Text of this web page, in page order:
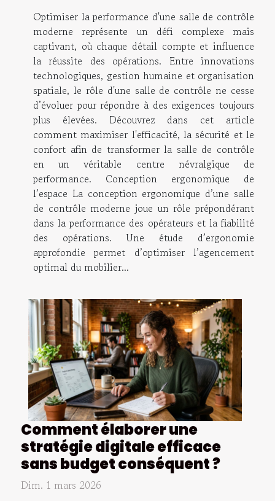
Optimiser la performance d'une salle de contrôle
moderne représente un défi complexe mais
captivant, où chaque détail compte et influence
la réussite des opérations. Entre innovations
technologiques, gestion humaine et organisation
spatiale, le rôle d'une salle de contrôle ne cesse
d’évoluer pour répondre à des exigences toujours
plus élevées. Découvrez dans cet article
comment maximiser l'efficacité, la sécurité et le
confort afin de transformer la salle de contrôle
en un véritable centre névralgique de
performance. Conception ergonomique de
l’espace La conception ergonomique d’une salle
de contrôle moderne joue un rôle prépondérant
dans la performance des opérateurs et la fiabilité
des opérations. Une étude d’ergonomie
approfondie permet d’optimiser l’agencement
optimal du mobilier...
Comment élaborer une
stratégie digitale efficace
sans budget conséquent ?
Dim. 1 mars 2026